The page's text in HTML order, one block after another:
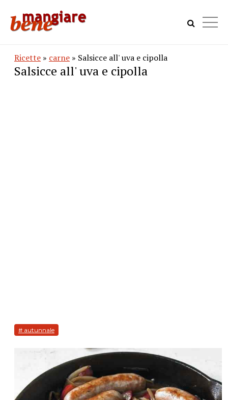
Ricette » carne » Salsicce all' uva e cipolla
Salsicce all' uva e cipolla
# autunnale